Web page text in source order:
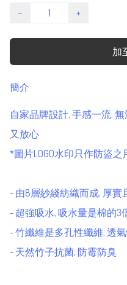
−
+
加
簡介
自家品牌設計, 手感一流,
又放心
*圖片LOGO水印只作防盜
- 由8層紗綫紡織而成, 厚實
- 超強吸水, 吸水量是棉的3
- 竹纖維是多孔性纖維, 透
- 天然竹子抗菌, 防霉防臭